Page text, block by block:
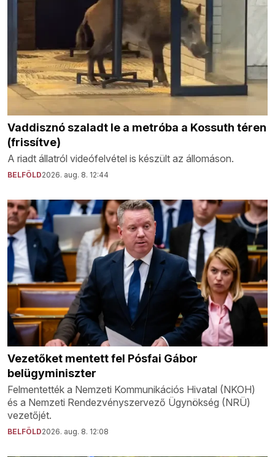
Vaddisznó szaladt le a metróba a Kossuth téren
(frissítve)
A riadt állatról videófelvétel is készült az állomáson.
BELFÖLD2026. aug. 8. 12:44
Vezetőket mentett fel Pósfai Gábor
belügyminiszter
Felmentették a Nemzeti Kommunikációs Hivatal (NKOH)
és a Nemzeti Rendezvényszervező Ügynökség (NRÜ)
vezetőjét.
BELFÖLD2026. aug. 8. 12:08